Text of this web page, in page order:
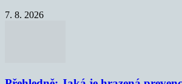
7. 8. 2026